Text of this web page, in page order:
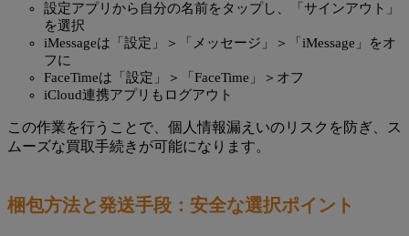
設定アプリから自分の名前をタップし、「サインアウト」
を選択
iMessageは「設定」＞「メッセージ」＞「iMessage」をオ
フに
FaceTimeは「設定」＞「FaceTime」＞オフ
iCloud連携アプリもログアウト
この作業を行うことで、個人情報漏えいのリスクを防ぎ、ス
ムーズな買取手続きが可能になります。
梱包方法と発送手段：安全な選択ポイント